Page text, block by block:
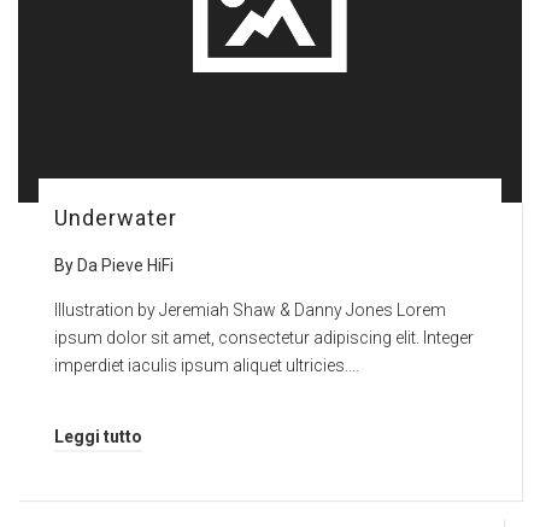
Underwater
By Da Pieve HiFi
Illustration by Jeremiah Shaw & Danny Jones Lorem
ipsum dolor sit amet, consectetur adipiscing elit. Integer
imperdiet iaculis ipsum aliquet ultricies.…
Leggi tutto